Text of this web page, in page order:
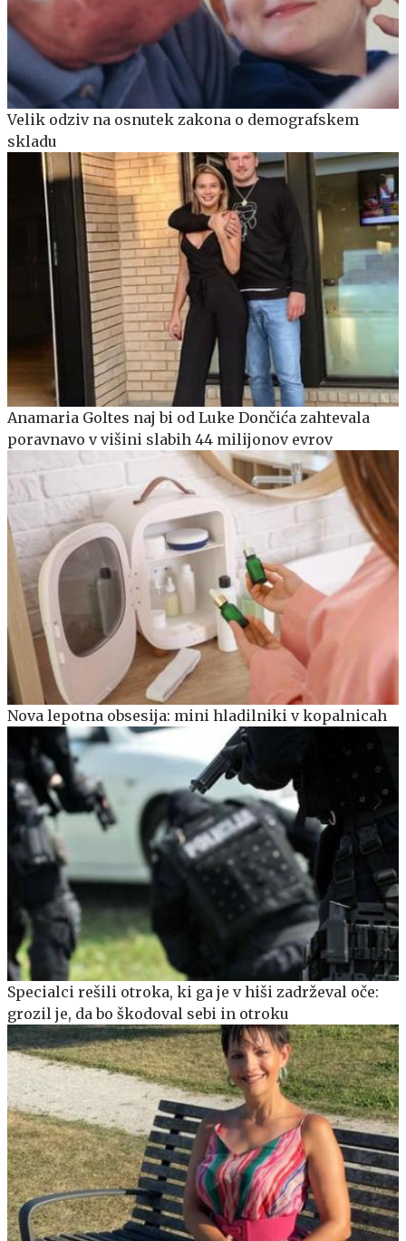
Velik odziv na osnutek zakona o demografskem
skladu
Anamaria Goltes naj bi od Luke Dončića zahtevala
poravnavo v višini slabih 44 milijonov evrov
Nova lepotna obsesija: mini hladilniki v kopalnicah
Specialci rešili otroka, ki ga je v hiši zadrževal oče:
grozil je, da bo škodoval sebi in otroku